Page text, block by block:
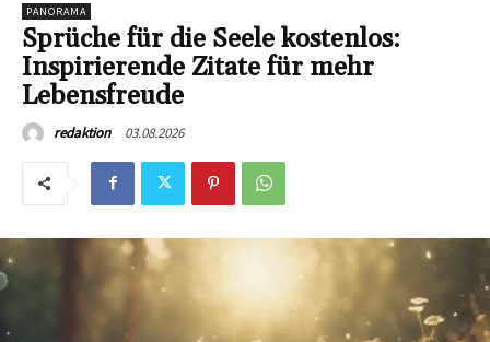
PANORAMA
Sprüche für die Seele kostenlos:
Inspirierende Zitate für mehr
Lebensfreude
redaktion 03.08.2026